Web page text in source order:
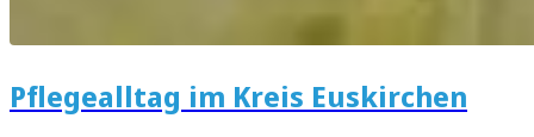
Pflegealltag im Kreis Euskirchen